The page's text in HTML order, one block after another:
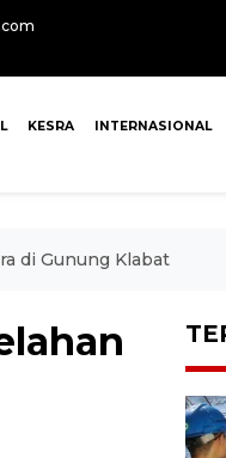
KESRA INTERNASIONAL
di Gunung Klabat